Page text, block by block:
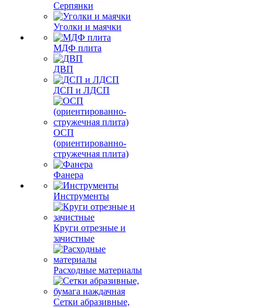
Серпянки
Уголки и маячки
МДФ плита
ДВП
ДСП и ЛДСП
ОСП
(ориентированно-
стружечная плита)
Фанера
Инструменты
Круги отрезные и
зачистные
Расходные материалы
Сетки абразивные,